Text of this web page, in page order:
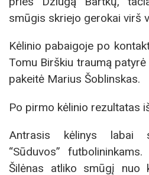
smūgis skriejo gerokai virš
Kėlinio pabaigoje po
Tomu Birškiu traumą
pakeitė Marius Šoblinskas.
Po pirmo kėlinio rezultatas
Antrasis kėlinys labai
“Sūduvos”
Šilėnas atliko smūgį nuo